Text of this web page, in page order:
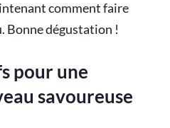
comment faire
Bonne dégustation !
pour une
savoureuse